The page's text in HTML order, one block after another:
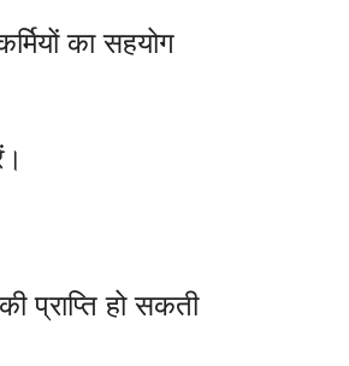
का सहयोग
हो सकती